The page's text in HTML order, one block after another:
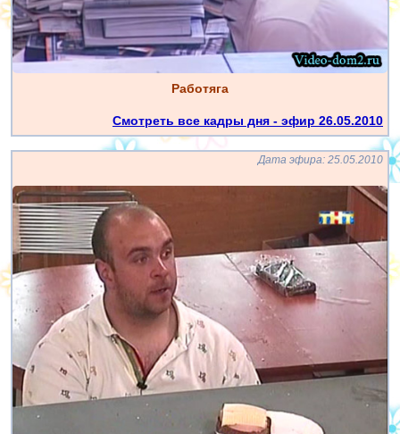
Работяга
Смотреть все кадры дня - эфир 26.05.2010
Дата эфира: 25.05.2010